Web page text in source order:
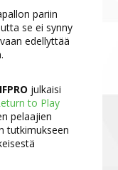
pariin
se ei synny
edellyttää
julkaisi
to Play
pelaajien
tutkimukseen